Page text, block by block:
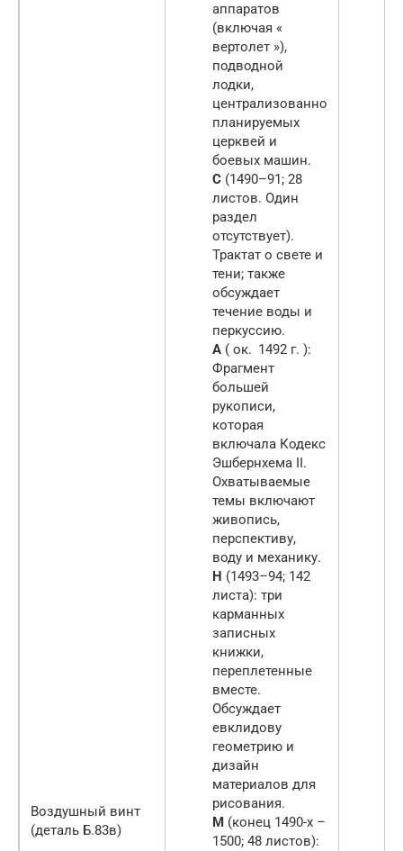
Воздушный винт
(деталь Б.83в)
аппаратов
(включая «
вертолет »),
подводной
лодки,
централизованно
планируемых
церквей и
боевых машин.
C (1490–91; 28
листов. Один
раздел
отсутствует).
Трактат о свете и
тени; также
обсуждает
течение воды и
перкуссию.
A ( ок. 1492 г. ):
Фрагмент
большей
рукописи,
которая
включала Кодекс
Эшбернхема II.
Охватываемые
темы включают
живопись,
перспективу,
воду и механику.
H (1493–94; 142
листа): три
карманных
записных
книжки,
переплетенные
вместе.
Обсуждает
евклидову
геометрию и
дизайн
материалов для
рисования.
М (конец 1490-х –
1500; 48 листов):